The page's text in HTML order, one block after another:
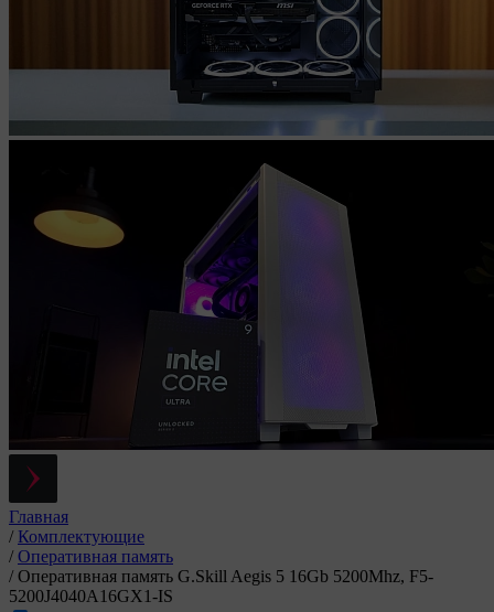
Главная
/ Комплектующие
/ Оперативная память
/ Оперативная память G.Skill Aegis 5 16Gb 5200Mhz, F5-
5200J4040A16GX1-IS